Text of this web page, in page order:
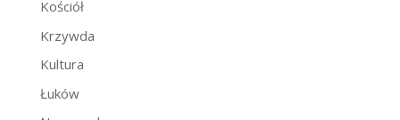
Kościół
Krzywda
Kultura
Łuków